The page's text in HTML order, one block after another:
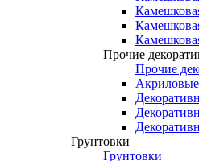
Прочие
Прочие
Грунтовки
Грунтовки